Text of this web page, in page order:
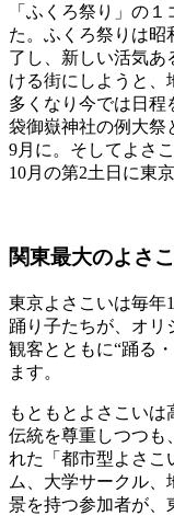
「ふくろ祭り」の
た。ふくろ祭りは昭
了し、新しい活気あ
ける街にしようと、
多くなり今では日程
袋御嶽神社の例大祭
9月に。そしてよさ
10月の第2土日に東
関東最大のよさ
東京よさこいは毎年
踊り子たちが、オリ
観客とともに“踊る
ます。
もともとよさこい
伝統を尊重しつつも
れた「都市型よさこ
ム、大学サークル
景を持つ参加者が、